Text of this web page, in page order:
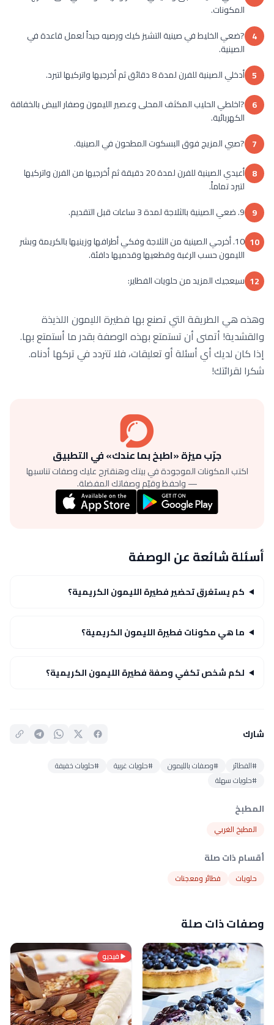
المكونات.
4 ?ضعي الخليط في صينية التشيز كيك ورصيه جيداً لعمل قاعدة في
الصينية.
5 أدخلي الصينية للفرن لمدة 8 دقائق ثم أخرجيها واتركيها لتبرد.
6 ?اخلطي الحليب المكثف المحلى وعصير الليمون وصفار البيض بالخفاقة
الكهربائية.
7 ?صبي المزيج فوق البسكوت المطحون في الصينية.
8
أعيدي الصينية للفرن لمدة 20 دقيقة ثم أخرجيها من الفرن واتركيها
لتبرد تماماً.
9 9. ضعي الصينية بالثلاجة لمدة 3 ساعات قبل التقديم.
10
10. أخرجي الصينية من الثلاجة وفكي أطرافها وزينيها بالكريمة وبشر
الليمون حسب الرغبة وقطعيها وقدميها دافئة.
12 سيعجيك المزيد من حلويات الفطاير:
وهذه هي الطريقة التي تصنع بها فطيرة الليمون اللذيذة
والقشدية! أتمنى أن تستمتع بهذه الوصفة بقدر ما أستمتع بها.
إذا كان لديك أي أسئلة أو تعليقات، فلا تتردد في تركها أدناه.
شكرا لقرائتك!
جرّب ميزة «اطبخ بما عندك» في التطبيق
اكتب المكونات الموجودة في بيتك وهنقترح عليك وصفات تناسبها
— واحفظ وقيّم وصفاتك المفضلة.
أسئلة شائعة عن الوصفة
كم يستغرق تحضير فطيرة الليمون الكريمية؟
ما هي مكونات فطيرة الليمون الكريمية؟
لكم شخص تكفي وصفة فطيرة الليمون الكريمية؟
شارك
#الفطائر #وصفات بالليمون #حلويات غربية
#حلويات خفيفة
#حلويات سهلة
المطبخ
المطبخ الغربي
أقسام ذات صلة
حلويات فطائر ومعجنات
وصفات ذات صلة
فيديو